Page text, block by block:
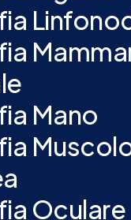
Mano
Oculare